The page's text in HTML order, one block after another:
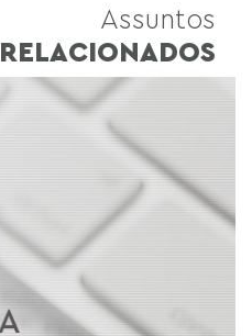
Assuntos
RELACIONADOS